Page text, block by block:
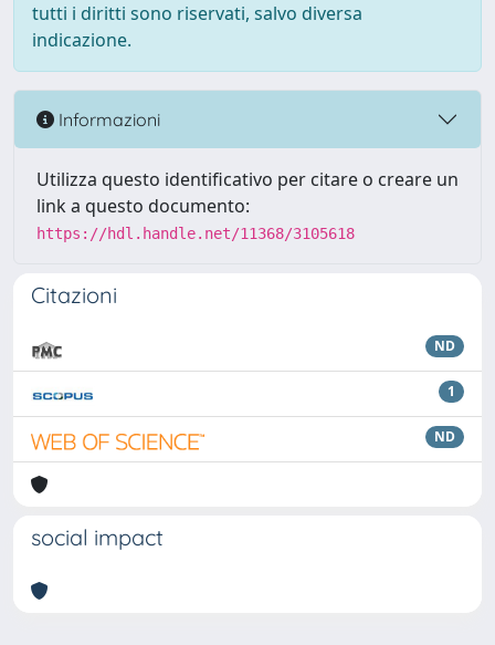
tutti i diritti sono riservati, salvo diversa
indicazione.
Informazioni
Utilizza questo identificativo per citare o creare un
link a questo documento:
https://hdl.handle.net/11368/3105618
Citazioni
ND
1
ND
social impact